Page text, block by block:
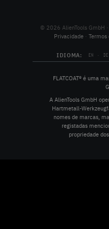
© 2026 AlienTools GmbH ·
Privacidade· Termos
IDIOMA: EN · DE
FLATCOAT® é uma
A AlienTools GmbH
Hartmetall-
nomes de marcas,
registadas
propriedade